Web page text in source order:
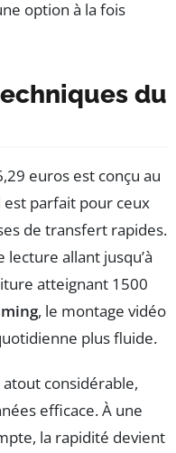
option à la fois
du
euros est conçu au
est parfait pour ceux
de transfert rapides.
allant jusqu’à
atteignant 1500
, le montage vidéo
plus fluide.
considérable,
efficace. À une
la rapidité devient